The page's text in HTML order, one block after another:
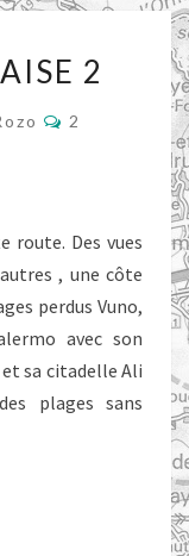
2
2
route. Des vues
, une côte
perdus Vuno,
avec son
et sa citadelle Ali
plages sans